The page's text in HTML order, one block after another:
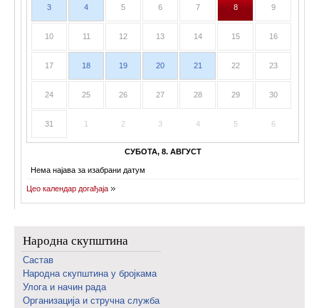
3 4 5 6 7 8 9
10 11 12 13 14 15 16
17 18 19 20 21 22 23
24 25 26 27 28 29 30
31 1 2 3 4 5 6
СУБОТА, 8. АВГУСТ
Нема најава за изабрани датум
Цео календар догађаја
Народна скупштина
Састав
Народна скупштина у бројкама
Улога и начин рада
Организација и стручна служба